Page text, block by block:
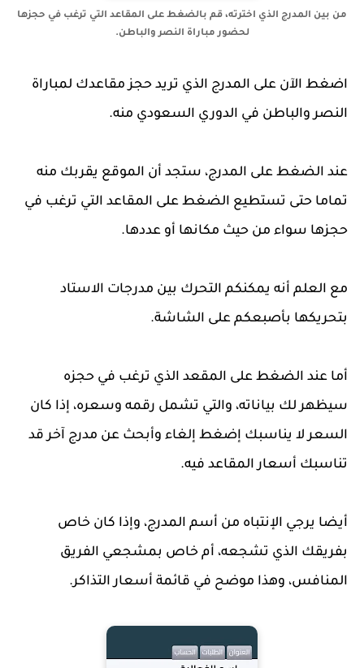
من بين المدرج الذي اخترته، قم بالضغط على المقاعد التي ترغب في حجزها
لحضور مباراة النصر والباطن.
اضغط الآن على المدرج الذي تريد حجز مقاعدك لمباراة
النصر والباطن في الدوري السعودي منه.
عند الضغط على المدرج، ستجد أن الموقع يقربك منه
تماما حتى تستطيع الضغط على المقاعد التي ترغب في
حجزها سواء من حيث مكانها أو عددها.
مع العلم أنه يمكنكم التحرك بين مدرجات الاستاد
بتحريكها بأصبعكم على الشاشة.
أما عند الضغط على المقعد الذي ترغب في حجزه
سيظهر لك بياناته، والتي تشمل رقمه وسعره، إذا كان
السعر لا يناسبك إضغط إلغاء وأبحث عن مدرج آخر قد
تناسبك أسعار المقاعد فيه.
أيضا يرجي الإنتباه من أسم المدرج، وإذا كان خاص
بفريقك الذي تشجعه، أم خاص بمشجعي الفريق
المنافس، وهذا موضح في قائمة أسعار التذاكر.